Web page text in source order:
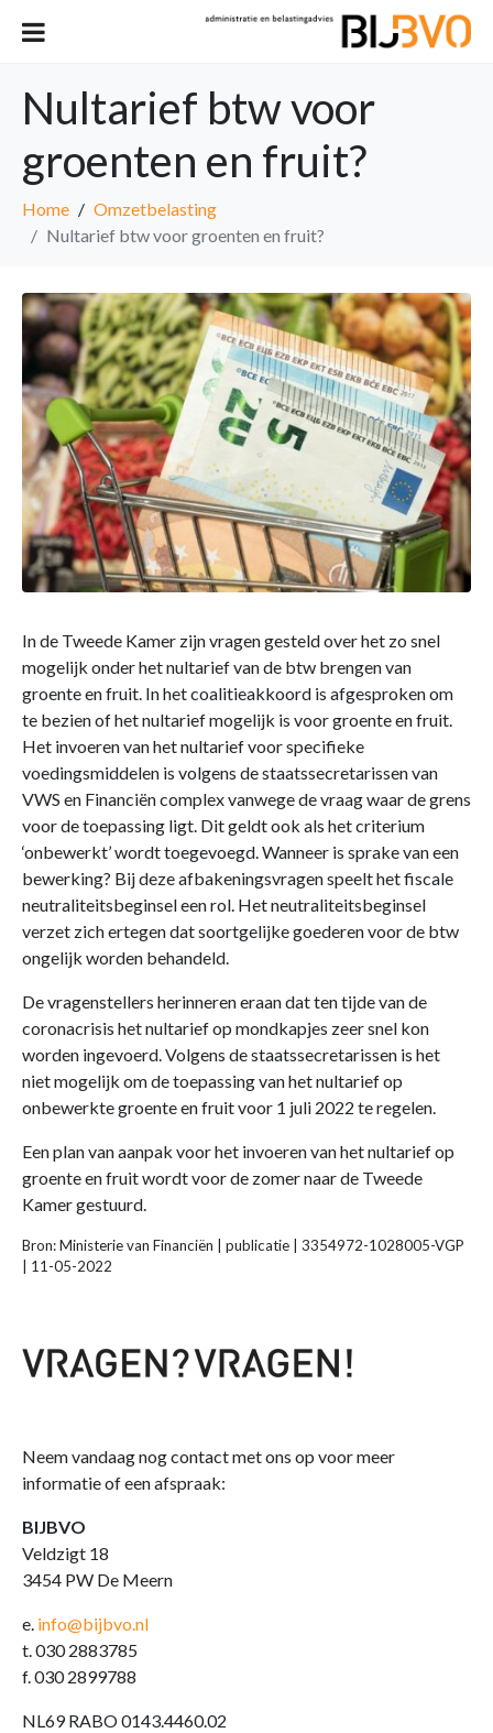
Nultarief btw voor
groenten en fruit?
Home
Omzetbelasting
Nultarief btw voor groenten en fruit?
In de Tweede Kamer zijn vragen gesteld over het zo snel
mogelijk onder het nultarief van de btw brengen van
groente en fruit. In het coalitieakkoord is afgesproken om
te bezien of het nultarief mogelijk is voor groente en fruit.
Het invoeren van het nultarief voor specifieke
voedingsmiddelen is volgens de staatssecretarissen van
VWS en Financiën complex vanwege de vraag waar de grens
voor de toepassing ligt. Dit geldt ook als het criterium
‘onbewerkt’ wordt toegevoegd. Wanneer is sprake van een
bewerking? Bij deze afbakeningsvragen speelt het fiscale
neutraliteitsbeginsel een rol. Het neutraliteitsbeginsel
verzet zich ertegen dat soortgelijke goederen voor de btw
ongelijk worden behandeld.
De vragenstellers herinneren eraan dat ten tijde van de
coronacrisis het nultarief op mondkapjes zeer snel kon
worden ingevoerd. Volgens de staatssecretarissen is het
niet mogelijk om de toepassing van het nultarief op
onbewerkte groente en fruit voor 1 juli 2022 te regelen.
Een plan van aanpak voor het invoeren van het nultarief op
groente en fruit wordt voor de zomer naar de Tweede
Kamer gestuurd.
Bron: Ministerie van Financiën | publicatie | 3354972-1028005-VGP
| 11-05-2022
Neem vandaag nog contact met ons op voor meer
informatie of een afspraak:
BIJBVO
Veldzigt 18
3454 PW De Meern
e. info@bijbvo.nl
t. 030 2883785
f. 030 2899788
NL69 RABO 0143.4460.02